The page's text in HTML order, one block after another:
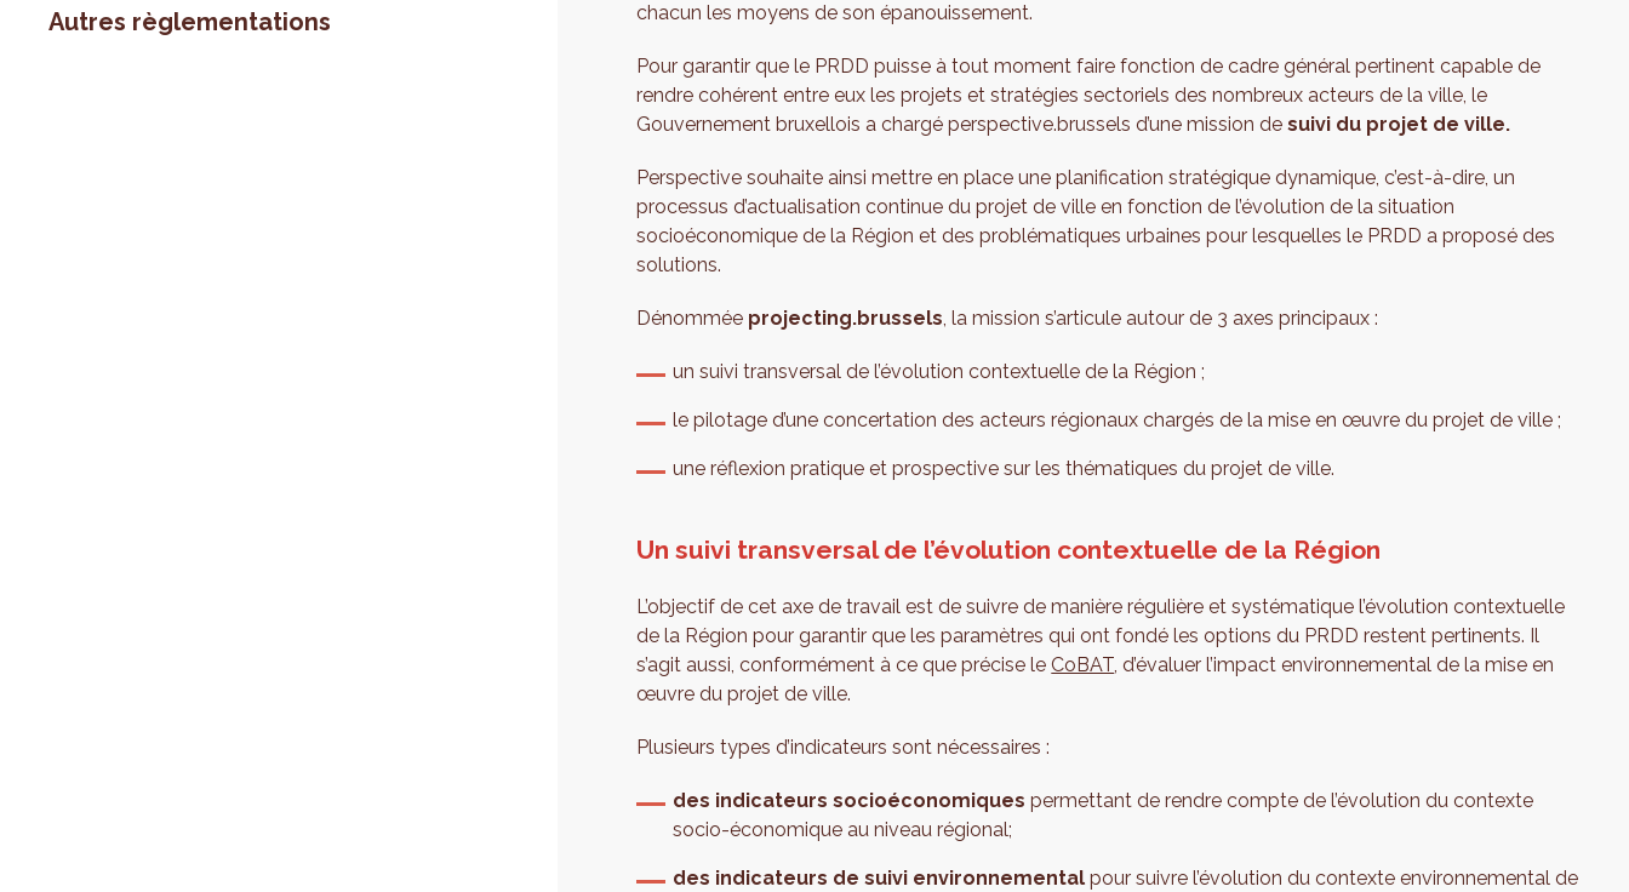
Autres règlementations
chacun les moyens de son épanouissement.
Pour garantir que le PRDD puisse à tout moment faire fonction de cadre général pertinent capable de
rendre cohérent entre eux les projets et stratégies sectoriels des nombreux acteurs de la ville, le
Gouvernement bruxellois a chargé perspective.brussels d’une mission desuivi du projet de ville.
Perspective souhaite ainsi mettre en place une planification stratégique dynamique, c’est-à-dire, un
processus d’actualisation continue du projet de ville en fonction de l’évolution de la situation
socioéconomique de la Région et des problématiques urbaines pour lesquelles le PRDD a proposé des
solutions.
Dénommée projecting.brussels, la mission s’articule autour de 3 axes principaux :
un suivi transversal de l’évolution contextuelle de la Région ;
le pilotage d’une concertation des acteurs régionaux chargés de la mise en œuvre du projet de ville ;
une réflexion pratique et prospective sur les thématiques du projet de ville.
Un suivi transversal de l’évolution contextuelle de la Région
L’objectif de cet axe de travail est de suivre de manière régulière et systématique l’évolution contextuelle
de la Région pour garantir que les paramètres qui ont fondé les options du PRDD restent pertinents. Il
s’agit aussi, conformément à ce que précise leCoBAT, d’évaluer l’impact environnemental de la mise en
œuvre du projet de ville.
Plusieurs types d’indicateurs sont nécessaires :
des indicateurs socioéconomiques permettant de rendre compte de l’évolution du contexte
socio-économique au niveau régional;
des indicateurs de suivi environnemental pour suivre l’évolution du contexte environnemental de